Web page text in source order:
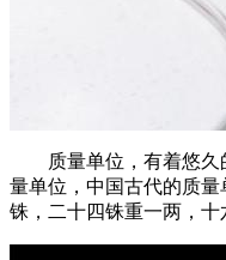
质量单位，有着悠
量单位，中国古代的质
铢，二十四铢重一两，十